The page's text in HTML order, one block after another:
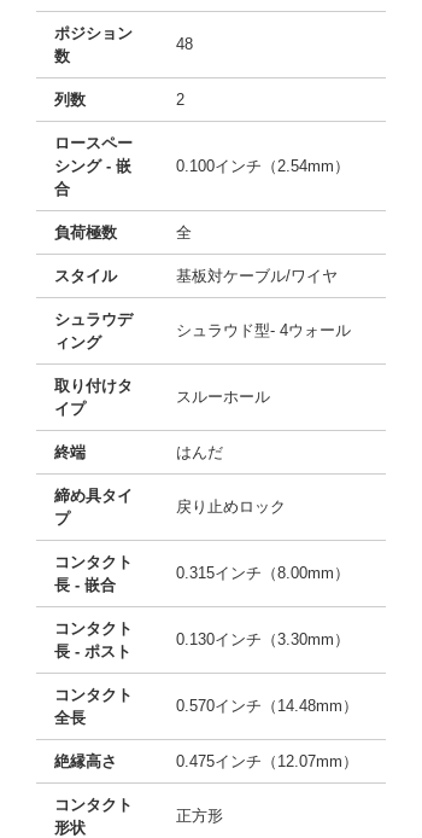
ポジション
数
48
列数 2
ロースペー
シング - 嵌
合
0.100インチ（2.54mm）
負荷極数 全
スタイル 基板対ケーブル/ワイヤ
シュラウデ
ィング
シュラウド型- 4ウォール
取り付けタ
イプ
スルーホール
終端 はんだ
締め具タイ
プ
戻り止めロック
コンタクト
長 - 嵌合
0.315インチ（8.00mm）
コンタクト
長 - ポスト
0.130インチ（3.30mm）
コンタクト
全長
0.570インチ（14.48mm）
絶縁高さ 0.475インチ（12.07mm）
コンタクト
形状
正方形